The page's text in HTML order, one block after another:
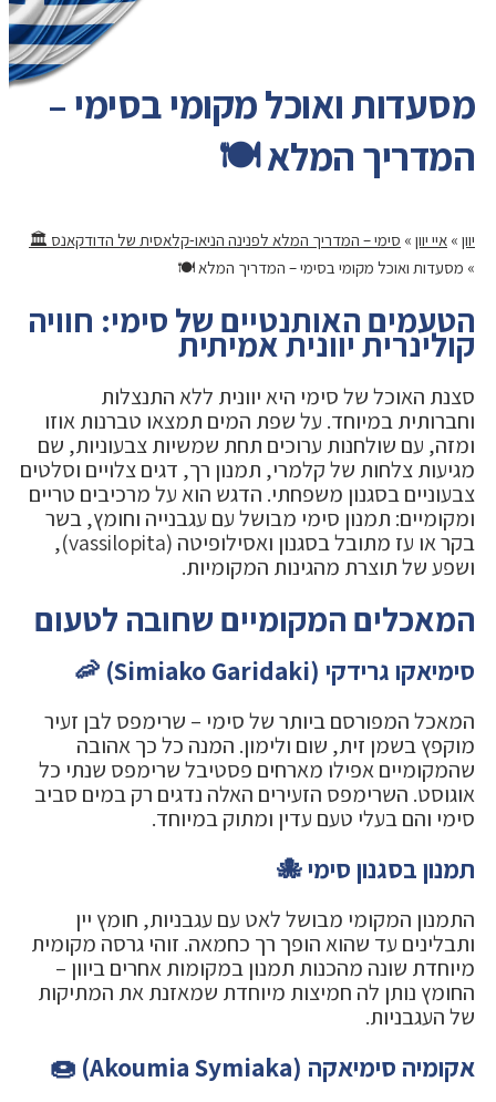
מסעדות ואוכל מקומי בסימי –
המדריך המלא 🍽️
יוון » איי יוון » סימי – המדריך המלא לפנינה הניאו-קלאסית של הדודקאנס 🏛️
» מסעדות ואוכל מקומי בסימי – המדריך המלא 🍽️
הטעמים האותנטיים של סימי: חוויה
קולינרית יוונית אמיתית
סצנת האוכל של סימי היא יוונית ללא התנצלות
וחברותית במיוחד. על שפת המים תמצאו טברנות אוזו
ומזה, עם שולחנות ערוכים תחת שמשיות צבעוניות, שם
מגיעות צלחות של קלמרי, תמנון רך, דגים צלויים וסלטים
צבעוניים בסגנון משפחתי. הדגש הוא על מרכיבים טריים
ומקומיים: תמנון סימי מבושל עם עגבנייה וחומץ, בשר
בקר או עז מתובל בסגנון ואסילופיטה (vassilopita),
ושפע של תוצרת מהגינות המקומיות.
המאכלים המקומיים שחובה לטעום
סימיאקו גרידקי (Simiako Garidaki) 🦐
המאכל המפורסם ביותר של סימי – שרימפס לבן זעיר
מוקפץ בשמן זית, שום ולימון. המנה כל כך אהובה
שהמקומיים אפילו מארחים פסטיבל שרימפס שנתי כל
אוגוסט. השרימפס הזעירים האלה נדגים רק במים סביב
סימי והם בעלי טעם עדין ומתוק במיוחד.
תמנון בסגנון סימי 🐙
התמנון המקומי מבושל לאט עם עגבניות, חומץ יין
ותבלינים עד שהוא הופך רך כחמאה. זוהי גרסה מקומית
מיוחדת שונה מהכנות תמנון במקומות אחרים ביוון –
החומץ נותן לה חמיצות מיוחדת שמאזנת את המתיקות
של העגבניות.
אקומיה סימיאקה (Akoumia Symiaka) 🍩